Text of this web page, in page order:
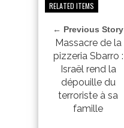
RELATED ITEMS
← Previous Story
Massacre de la
pizzeria Sbarro :
Israël rend la
dépouille du
terroriste à sa
famille